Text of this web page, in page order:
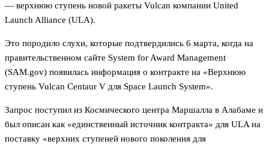
— верхнюю ступень новой ракеты Vulcan компании United
Launch Alliance (ULA).
Это породило слухи, которые подтвердились 6 марта, когда на
правительственном сайте System for Award Management
(SAM.gov) появилась информация о контракте на «Верхнюю
ступень Vulcan Centaur V для Space Launch System».
Запрос поступил из Космического центра Маршалла в Алабаме и
был описан как «единственный источник контракта» для ULA на
поставку «верхних ступеней нового поколения для